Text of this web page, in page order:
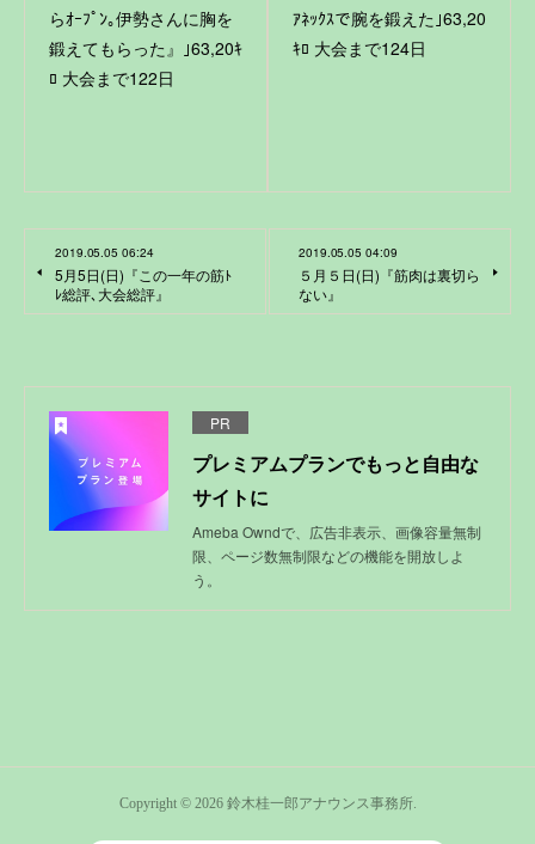
らｵｰﾌﾟﾝ｡伊勢さんに胸を
鍛えてもらった』｣63,20ｷ
ﾛ 大会まで122日
ｱﾈｯｸｽで腕を鍛えた｣63,20
ｷﾛ 大会まで124日
2019.05.05 06:24
5月5日(日)『この一年の筋ﾄ
ﾚ総評､大会総評』
2019.05.05 04:09
５月５日(日)『筋肉は裏切ら
ない』
PR
プレミアムプランでもっと自由な
サイトに
Ameba Owndで、広告非表示、画像容量無制
限、ページ数無制限などの機能を開放しよ
う。
Copyright © 2026 鈴木桂一郎アナウンス事務所.